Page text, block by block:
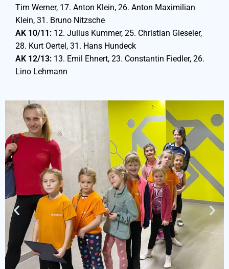
Tim Werner, 17. Anton Klein, 26. Anton Maximilian
Klein, 31. Bruno Nitzsche
AK 10/11: 12. Julius Kummer, 25. Christian Gieseler,
28. Kurt Oertel, 31. Hans Hundeck
AK 12/13: 13. Emil Ehnert, 23. Constantin Fiedler, 26.
Lino Lehmann